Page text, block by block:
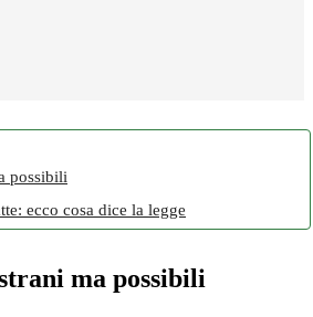
possibili
ecco cosa dice la legge
ma possibili